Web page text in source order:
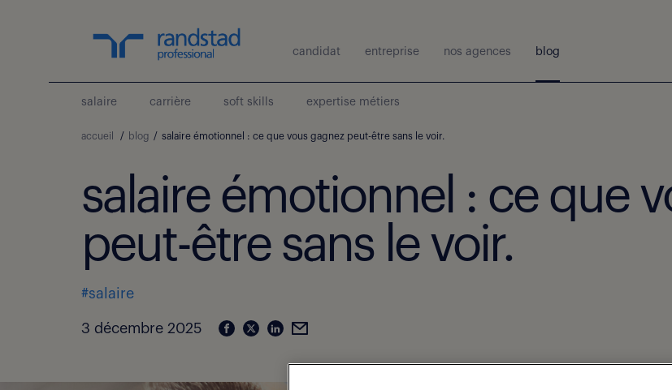
candidat entreprise nos agences blog
salaire carrière soft skills expertise métiers
accueil / blog / salaire émotionnel : ce que vous gagnez peut-être sans le voir.
salaire émotionnel : ce que
peut-être sans le voir.
#salaire
3 décembre 2025